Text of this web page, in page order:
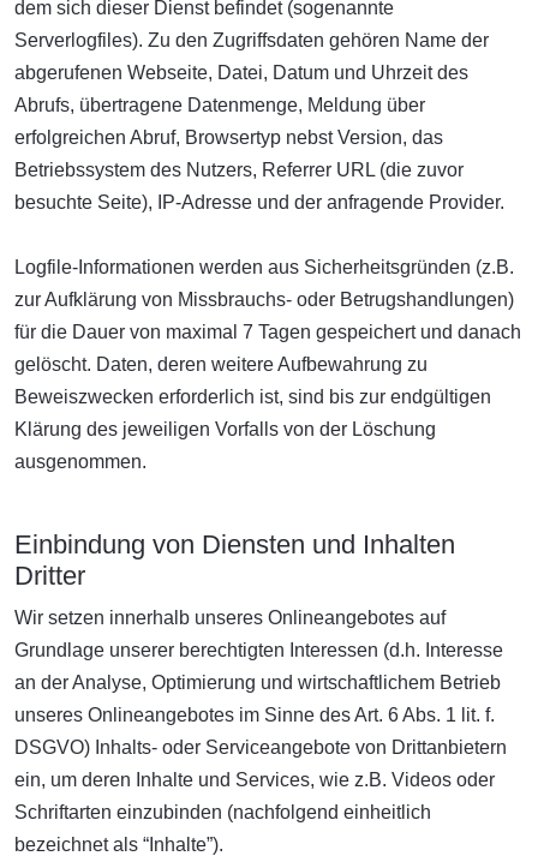
dem sich dieser Dienst befindet (sogenannte
Serverlogfiles). Zu den Zugriffsdaten gehören Name der
abgerufenen Webseite, Datei, Datum und Uhrzeit des
Abrufs, übertragene Datenmenge, Meldung über
erfolgreichen Abruf, Browsertyp nebst Version, das
Betriebssystem des Nutzers, Referrer URL (die zuvor
besuchte Seite), IP-Adresse und der anfragende Provider.
Logfile-Informationen werden aus Sicherheitsgründen (z.B.
zur Aufklärung von Missbrauchs- oder Betrugshandlungen)
für die Dauer von maximal 7 Tagen gespeichert und danach
gelöscht. Daten, deren weitere Aufbewahrung zu
Beweiszwecken erforderlich ist, sind bis zur endgültigen
Klärung des jeweiligen Vorfalls von der Löschung
ausgenommen.
Einbindung von Diensten und Inhalten
Dritter
Wir setzen innerhalb unseres Onlineangebotes auf
Grundlage unserer berechtigten Interessen (d.h. Interesse
an der Analyse, Optimierung und wirtschaftlichem Betrieb
unseres Onlineangebotes im Sinne des Art. 6 Abs. 1 lit. f.
DSGVO) Inhalts- oder Serviceangebote von Drittanbietern
ein, um deren Inhalte und Services, wie z.B. Videos oder
Schriftarten einzubinden (nachfolgend einheitlich
bezeichnet als “Inhalte”).